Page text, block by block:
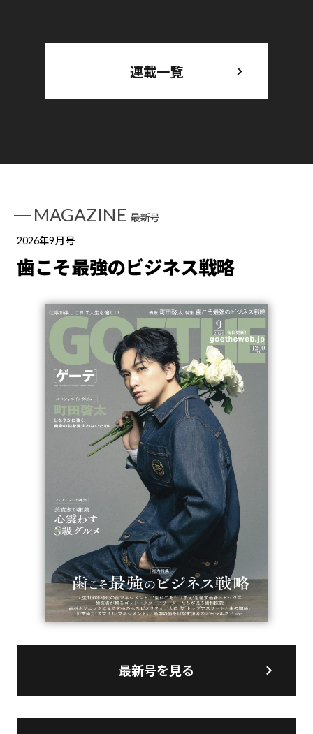
連載一覧
MAGAZINE 最新号
2026年9月号
歯こそ最強のビジネス戦略
最新号を見る